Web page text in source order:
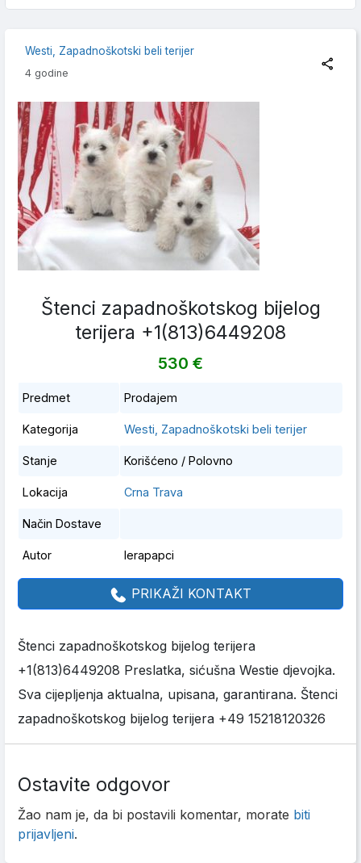
Westi, Zapadnoškotski beli terijer
4 godine
Štenci zapadnoškotskog bijelog
terijera +1(813)6449208
530 €
Predmet Prodajem
Kategorija Westi, Zapadnoškotski beli terijer
Stanje Korišćeno / Polovno
Lokacija Crna Trava
Način Dostave
Autor lerapapci
PRIKAŽI KONTAKT
Štenci zapadnoškotskog bijelog terijera
+1(813)6449208 Preslatka, sićušna Westie djevojka.
Sva cijepljenja aktualna, upisana, garantirana. Štenci
zapadnoškotskog bijelog terijera +49 15218120326
Ostavite odgovor
Žao nam je, da bi postavili komentar, morate biti
prijavljeni.